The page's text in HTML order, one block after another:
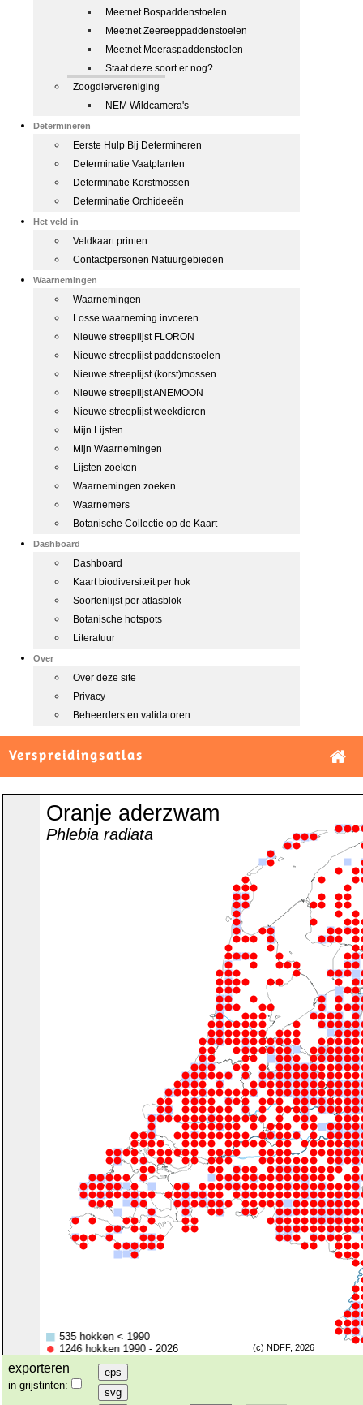
Meetnet Bospaddenstoelen
Meetnet Zeereeppaddenstoelen
Meetnet Moeraspaddenstoelen
Staat deze soort er nog?
Zoogdiervereniging
NEM Wildcamera's
Determineren
Eerste Hulp Bij Determineren
Determinatie Vaatplanten
Determinatie Korstmossen
Determinatie Orchideeën
Het veld in
Veldkaart printen
Contactpersonen Natuurgebieden
Waarnemingen
Waarnemingen
Losse waarneming invoeren
Nieuwe streeplijst FLORON
Nieuwe streeplijst paddenstoelen
Nieuwe streeplijst (korst)mossen
Nieuwe streeplijst ANEMOON
Nieuwe streeplijst weekdieren
Mijn Lijsten
Mijn Waarnemingen
Lijsten zoeken
Waarnemingen zoeken
Waarnemers
Botanische Collectie op de Kaart
Dashboard
Dashboard
Kaart biodiversiteit per hok
Soortenlijst per atlasblok
Botanische hotspots
Literatuur
Over
Over deze site
Privacy
Beheerders en validatoren
Verspreidingsatlas